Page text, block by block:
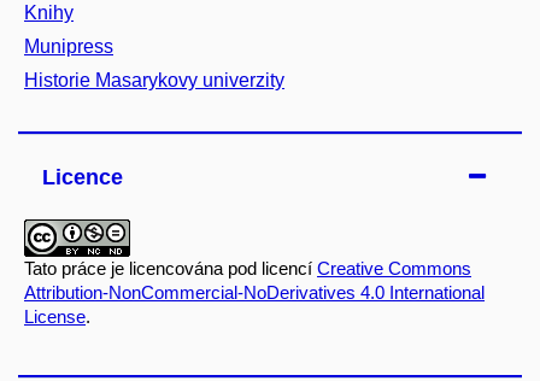
Knihy
Munipress
Historie Masarykovy univerzity
Licence
Tato práce je licencována pod licencí Creative Commons
Attribution-NonCommercial-NoDerivatives 4.0 International
License.